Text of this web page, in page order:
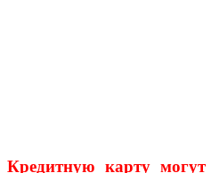
Кредитную карту